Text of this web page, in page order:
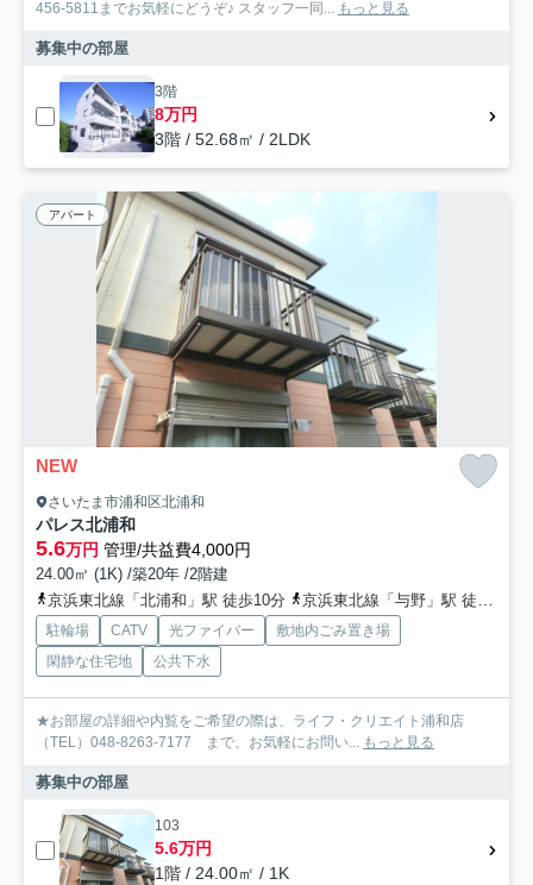
456-5811までお気軽にどうぞ♪ スタッフ一同... もっと見る
募集中の部屋
3階
8万円
3階 / 52.68㎡ / 2LDK
アパート
NEW
さいたま市浦和区北浦和
パレス北浦和
5.6万円 管理/共益費4,000円
24.00㎡ (1K) /築20年 /2階建
京浜東北線「北浦和」駅 徒歩10分
京浜東北線「与野」駅 徒歩15分
駐輪場 CATV 光ファイバー
敷地内ごみ置き場
閑静な住宅地
公共下水
★お部屋の詳細や内覧をご希望の際は、ライフ・クリエイト浦和店
（TEL）048-8263-7177 まで、お気軽にお問い... もっと見る
募集中の部屋
103
5.6万円
1階 / 24.00㎡ / 1K